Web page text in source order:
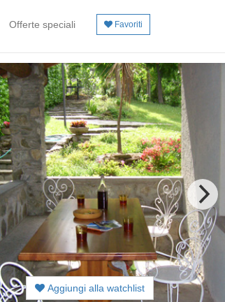
Offerte speciali Favoriti
Aggiungi alla watchlist